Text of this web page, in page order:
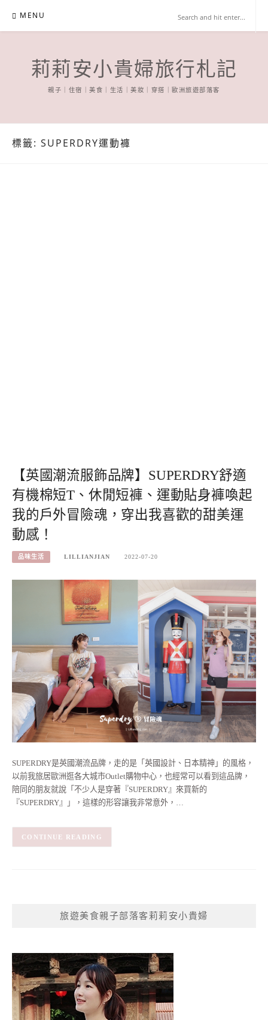
content
MENU
莉莉安小貴婦旅行札記
親子｜住宿｜美食｜生活｜美妝｜穿搭｜歐洲旅遊部落客
標籤: SUPERDRY運動褲
【英國潮流服飾品牌】SUPERDRY舒適
有機棉短T、休閒短褲、運動貼身褲喚起
我的戶外冒險魂，穿出我喜歡的甜美運
動感！
品味生活 LILLIANJIAN 2022-07-20
SUPERDRY是英國潮流品牌，走的是「英國設計、日本精神」的風格，
以前我旅居歐洲逛各大城市Outlet購物中心，也經常可以看到這品牌，
陪同的朋友就說「不少人是穿著『SUPERDRY』來買新的
『SUPERDRY』」，這樣的形容讓我非常意外，…
CONTINUE READING
旅遊美食親子部落客莉莉安小貴婦